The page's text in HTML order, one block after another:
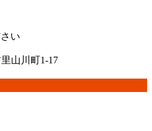
い
山川町1-17